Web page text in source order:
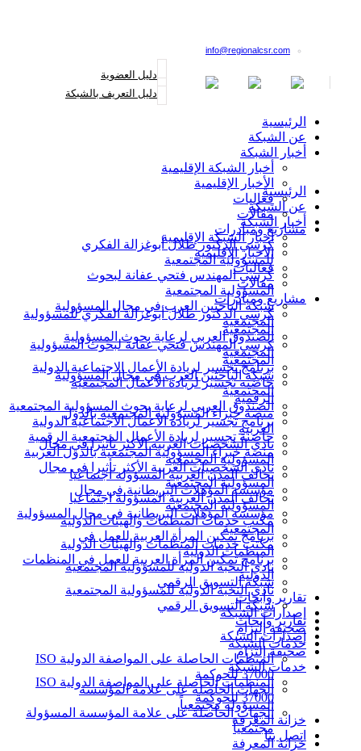
info@regionalcsr.com
دليل العضوية
دليل التعريف بالشبكة
الرئيسية
عن الشبكة
أخبار الشبكة
أخبار الشبكة الإقليمية
الأخبار الإقليمية
فعاليات
مقالات
مشاريع ومبادرات
كرسي الدكتور طلال أبوغزالة الفكري
للمسؤولية المجتمعية
كرسي المهندس فتحي عفانة لبحوث
المسؤولية المجتمعية
شبكة الباحثين العرب في مجال المسؤولية
المجتمعية
الصندوق العربي لرعاية بحوث المسؤولية
المجتمعية
برنامج تجسير لريادة الأعمال الاجتماعية الدولية
حاضنة تجسير لريادة الأعمال المجتمعية
الرقمية
منصة خبراء المسؤولية المجتمعية بالدول
العربية
نادي الشخصيات العربية الأكثر تأثيرا في مجال
المسؤولية المجتمعية
تحالف المدن العربية المسؤولة اجتماعيا
مؤسسة المؤهلات البريطانية في مجال
المسؤولية المجتمعية
مكتب خدمات المنظمات والهيئات الدولية
برنامج تمكين المرأة العربية للعمل في
المنظمات الدولية
نادي النخبة الدولية للمسؤولية المجتمعية
شبكة التسويق الرقمي
تقارير وأبحاث
إصدارات الشبكة
صحيفة إلتزام
خدمات الشبكة
المنظمات الحاصلة على المواصفة الدولية ISO
37000 للحوكمة
الجهات الحاصلة على علامة المؤسسة
المسؤولة مجتمعياً
خزانة المعرفة
اتصل بنا
الرئيسية
عن الشبكة
أخبار الشبكة
أخبار الشبكة الإقليمية
الأخبار الإقليمية
فعاليات
مقالات
مشاريع ومبادرات
كرسي الدكتور طلال أبوغزالة الفكري للمسؤولية
المجتمعية
كرسي المهندس فتحي عفانة لبحوث المسؤولية
المجتمعية
شبكة الباحثين العرب في مجال المسؤولية
المجتمعية
الصندوق العربي لرعاية بحوث المسؤولية المجتمعية
برنامج تجسير لريادة الأعمال الاجتماعية الدولية
حاضنة تجسير لريادة الأعمال المجتمعية الرقمية
منصة خبراء المسؤولية المجتمعية بالدول العربية
نادي الشخصيات العربية الأكثر تأثيرا في مجال
المسؤولية المجتمعية
تحالف المدن العربية المسؤولة اجتماعيا
مؤسسة المؤهلات البريطانية في مجال المسؤولية
المجتمعية
مكتب خدمات المنظمات والهيئات الدولية
برنامج تمكين المرأة العربية للعمل في المنظمات
الدولية
نادي النخبة الدولية للمسؤولية المجتمعية
شبكة التسويق الرقمي
تقارير وأبحاث
إصدارات الشبكة
صحيفة إلتزام
خدمات الشبكة
المنظمات الحاصلة على المواصفة الدولية ISO
37000 للحوكمة
الجهات الحاصلة على علامة المؤسسة المسؤولة
مجتمعياً
خزانة المعرفة